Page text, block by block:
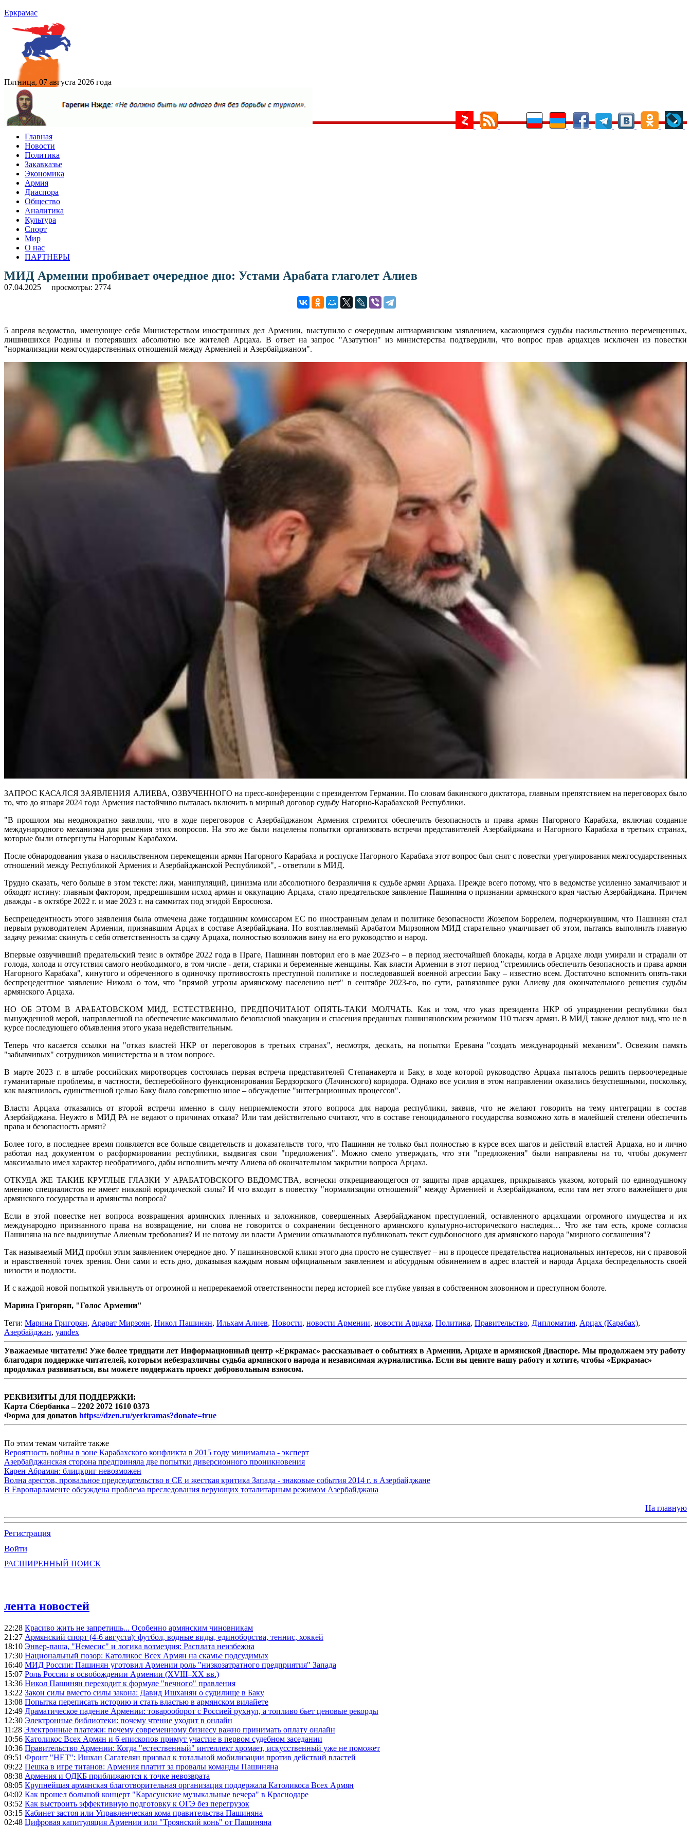
Еркрамас
Пятница, 07 августа 2026 года
Главная
Новости
Политика
Закавказье
Экономика
Армия
Диаспора
Общество
Аналитика
Культура
Спорт
Мир
О нас
ПАРТНЕРЫ
МИД Армении пробивает очередное дно: Устами Арабата глаголет Алиев
07.04.2025 просмотры: 2774
5 апреля ведомство, именующее себя Министерством иностранных дел Армении, выступило с очередным антиармянским заявлением, касающимся судьбы насильственно перемещенных,
лишившихся Родины и потерявших абсолютно все жителей Арцаха. В ответ на запрос "Азатутюн" из министерства подтвердили, что вопрос прав арцахцев исключен из повестки
"нормализации межгосударственных отношений между Арменией и Азербайджаном".
ЗАПРОС КАСАЛСЯ ЗАЯВЛЕНИЯ АЛИЕВА, ОЗВУЧЕННОГО на пресс-конференции с президентом Германии. По словам бакинского диктатора, главным препятствием на переговорах было
то, что до января 2024 года Армения настойчиво пыталась включить в мирный договор судьбу Нагорно-Карабахской Республики.
"В прошлом мы неоднократно заявляли, что в ходе переговоров с Азербайджаном Армения стремится обеспечить безопасность и права армян Нагорного Карабаха, включая создание
международного механизма для решения этих вопросов. На это же были нацелены попытки организовать встречи представителей Азербайджана и Нагорного Карабаха в третьих странах,
которые были отвергнуты Нагорным Карабахом.
После обнародования указа о насильственном перемещении армян Нагорного Карабаха и роспуске Нагорного Карабаха этот вопрос был снят с повестки урегулирования межгосударственных
отношений между Республикой Армения и Азербайджанской Республикой", - ответили в МИД.
Трудно сказать, чего больше в этом тексте: лжи, манипуляций, цинизма или абсолютного безразличия к судьбе армян Арцаха. Прежде всего потому, что в ведомстве усиленно замалчивают и
обходят истину: главным фактором, предрешившим исход армян и оккупацию Арцаха, стало предательское заявление Пашиняна о признании армянского края частью Азербайджана. Причем
дважды - в октябре 2022 г. и мае 2023 г. на саммитах под эгидой Евросоюза.
Беспрецедентность этого заявления была отмечена даже тогдашним комиссаром ЕС по иностранным делам и политике безопасности Жозепом Боррелем, подчеркнувшим, что Пашинян стал
первым руководителем Армении, признавшим Арцах в составе Азербайджана. Но возглавляемый Арабатом Мирзояном МИД старательно умалчивает об этом, пытаясь выполнить главную
задачу режима: скинуть с себя ответственность за сдачу Арцаха, полностью возложив вину на его руководство и народ.
Впервые озвучивший предательский тезис в октябре 2022 года в Праге, Пашинян повторил его в мае 2023-го – в период жесточайшей блокады, когда в Арцахе люди умирали и страдали от
голода, холода и отсутствия самого необходимого, в том числе - дети, старики и беременные женщины. Как власти Армении в этот период "стремились обеспечить безопасность и права армян
Нагорного Карабаха", кинутого и обреченного в одиночку противостоять преступной политике и последовавшей военной агрессии Баку – известно всем. Достаточно вспомнить опять-таки
беспрецедентное заявление Никола о том, что "прямой угрозы армянскому населению нет" в сентябре 2023-го, по сути, развязавшее руки Алиеву для окончательного решения судьбы
армянского Арцаха.
НО ОБ ЭТОМ В АРАБАТОВСКОМ МИД, ЕСТЕСТВЕННО, ПРЕДПОЧИТАЮТ ОПЯТЬ-ТАКИ МОЛЧАТЬ. Как и том, что указ президента НКР об упразднении республики был
вынужденной мерой, направленной на обеспечение максимально безопасной эвакуации и спасения преданных пашиняновским режимом 110 тысяч армян. В МИД также делают вид, что не в
курсе последующего объявления этого указа недействительным.
Теперь что касается ссылки на "отказ властей НКР от переговоров в третьих странах", несмотря, дескать, на попытки Еревана "создать международный механизм". Освежим память
"забывчивых" сотрудников министерства и в этом вопросе.
В марте 2023 г. в штабе российских миротворцев состоялась первая встреча представителей Степанакерта и Баку, в ходе которой руководство Арцаха пыталось решить первоочередные
гуманитарные проблемы, в частности, бесперебойного функционирования Бердзорского (Лачинского) коридора. Однако все усилия в этом направлении оказались безуспешными, поскольку,
как выяснилось, единственной целью Баку было совершенно иное – обсуждение "интеграционных процессов".
Власти Арцаха отказались от второй встречи именно в силу неприемлемости этого вопроса для народа республики, заявив, что не желают говорить на тему интеграции в состав
Азербайджана. Неужто в МИД РА не ведают о причинах отказа? Или там действительно считают, что в составе геноцидального государства возможно хоть в малейшей степени обеспечить
права и безопасность армян?
Более того, в последнее время появляется все больше свидетельств и доказательств того, что Пашинян не только был полностью в курсе всех шагов и действий властей Арцаха, но и лично
работал над документом о расформировании республики, выдвигая свои "предложения". Можно смело утверждать, что эти "предложения" были направлены на то, чтобы документ
максимально имел характер необратимого, дабы исполнить мечту Алиева об окончательном закрытии вопроса Арцаха.
ОТКУДА ЖЕ ТАКИЕ КРУГЛЫЕ ГЛАЗКИ У АРАБАТОВСКОГО ВЕДОМСТВА, всячески открещивающегося от защиты прав арцахцев, прикрываясь указом, который по единодушному
мнению специалистов не имеет никакой юридической силы? И что входит в повестку "нормализации отношений" между Арменией и Азербайджаном, если там нет этого важнейшего для
армянского государства и армянства вопроса?
Если в этой повестке нет вопроса возвращения армянских пленных и заложников, совершенных Азербайджаном преступлений, оставленного арцахцами огромного имущества и их
международно признанного права на возвращение, ни слова не говорится о сохранении бесценного армянского культурно-исторического наследия… Что же там есть, кроме согласия
Пашиняна на все выдвинутые Алиевым требования? И не потому ли власти Армении отказываются публиковать текст судьбоносного для армянского народа "мирного соглашения"?
Так называемый МИД пробил этим заявлением очередное дно. У пашиняновской клики этого дна просто не существует – ни в процессе предательства национальных интересов, ни с правовой
и нравственной точек зрения. Они сами и есть дно, доказывая каждым новым официальным заявлением и абсурдным обвинением в адрес властей и народа Арцаха беспредельность своей
низости и подлости.
И с каждой новой попыткой увильнуть от огромной и непререкаемой ответственности перед историей все глубже увязая в собственном зловонном и преступном болоте.
Марина Григорян, "Голос Армении"
Теги: Марина Григорян, Арарат Мирзоян, Никол Пашинян, Ильхам Алиев, Новости, новости Армении, новости Арцаха, Политика, Правительство, Дипломатия, Арцах (Карабах),
Азербайджан, yandex
Уважаемые читатели! Уже более тридцати лет Информационный центр «Еркрамас» рассказывает о событиях в Армении, Арцахе и армянской Диаспоре. Мы продолжаем эту работу
благодаря поддержке читателей, которым небезразличны судьба армянского народа и независимая журналистика. Если вы цените нашу работу и хотите, чтобы «Еркрамас»
продолжал развиваться, вы можете поддержать проект добровольным взносом.
РЕКВИЗИТЫ ДЛЯ ПОДДЕРЖКИ:
Карта Сбербанка – 2202 2072 1610 0373
Форма для донатов https://dzen.ru/yerkramas?donate=true
По этим темам читайте также
Вероятность войны в зоне Карабахского конфликта в 2015 году минимальна - эксперт
Азербайджанская сторона предприняла две попытки диверсионного проникновения
Карен Абрамян: блицкриг невозможен
Волна арестов, провальное председательство в СЕ и жесткая критика Запада - знаковые события 2014 г. в Азербайджане
В Европарламенте обсуждена проблема преследования верующих тоталитарным режимом Азербайджана
На главную
Регистрация
Войти
РАСШИРЕННЫЙ ПОИСК
лента новостей
22:28 Красиво жить не запретишь... Особенно армянским чиновникам
21:27 Армянский спорт (4-6 августа): футбол, водные виды, единоборства, теннис, хоккей
18:10 Энвер-паша, "Немесис" и логика возмездия: Расплата неизбежна
17:30 Национальный позор: Католикос Всех Армян на скамье подсудимых
16:40 МИД России: Пашинян уготовил Армении роль "низкозатратного предприятия" Запада
15:07 Роль России в освобождении Армении (XVIII–XX вв.)
13:36 Никол Пашинян переходит к формуле "вечного" правления
13:22 Закон силы вместо силы закона: Давид Ишханян о судилище в Баку
13:08 Попытка переписать историю и стать властью в армянском вилайете
12:49 Драматическое падение Армении: товарооборот с Россией рухнул, а топливо бьет ценовые рекорды
12:30 Электронные библиотеки: почему чтение уходит в онлайн
11:28 Электронные платежи: почему современному бизнесу важно принимать оплату онлайн
10:56 Католикос Всех Армян и 6 епископов примут участие в первом судебном заседании
10:36 Правительство Армении: Когда "естественный" интеллект хромает, искусственный уже не поможет
09:51 Фронт "НЕТ": Ишхан Сагателян призвал к тотальной мобилизации против действий властей
09:22 Пешка в игре титанов: Армения платит за провалы команды Пашиняна
08:38 Армения и ОДКБ приближаются к точке невозврата
08:05 Крупнейшая армянская благотворительная организация поддержала Католикоса Всех Армян
04:02 Как прошел большой концерт "Карасунские музыкальные вечера" в Краснодаре
03:52 Как выстроить эффективную подготовку к ОГЭ без перегрузок
03:15 Кабинет застоя или Управленческая кома правительства Пашиняна
02:48 Цифровая капитуляция Армении или "Троянский конь" от Пашиняна